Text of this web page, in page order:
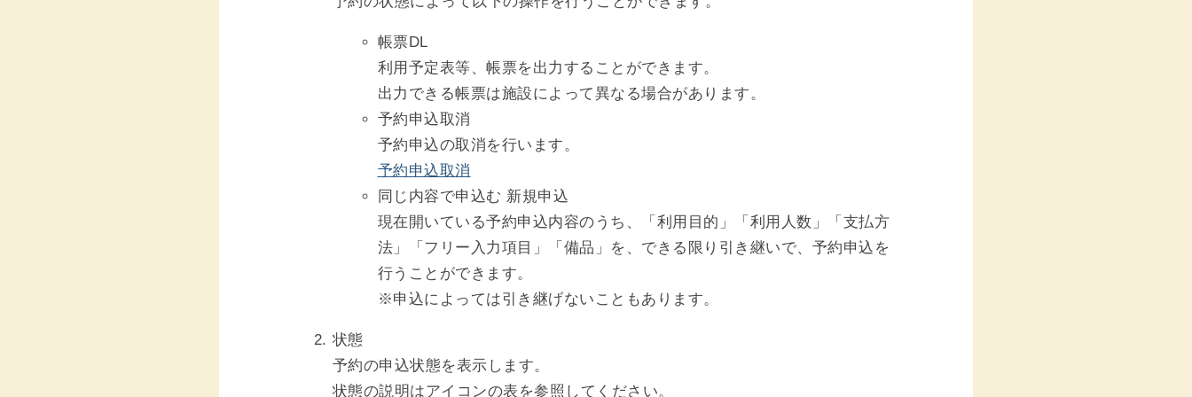
帳票DL
利用予定表等、帳票を出力することができます。
出力できる帳票は施設によって異なる場合があります。
予約申込取消
予約申込の取消を行います。
予約申込取消
同じ内容で申込む 新規申込
現在開いている予約申込内容のうち、「利用目的」「利用人数」「支払方
法」「フリー入力項目」「備品」を、できる限り引き継いで、予約申込を
行うことができます。
※申込によっては引き継げないこともあります。
状態
予約の申込状態を表示します。
状態の説明はアイコンの表を参照してください。